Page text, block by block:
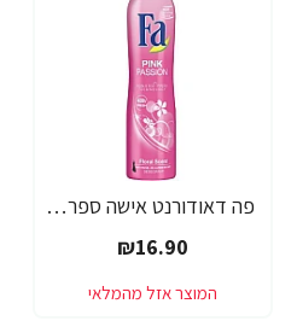
פה דאודורנט אישה ספריי ורוד פינק 200 מ"ל - מבית FA
₪16.90